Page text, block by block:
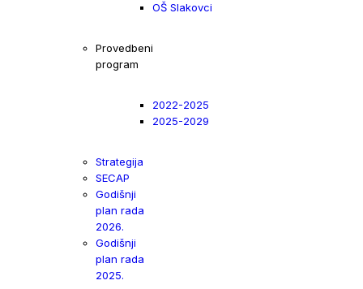
OŠ Slakovci
Provedbeni
program
2022-2025
2025-2029
Strategija
SECAP
Godišnji
plan rada
2026.
Godišnji
plan rada
2025.